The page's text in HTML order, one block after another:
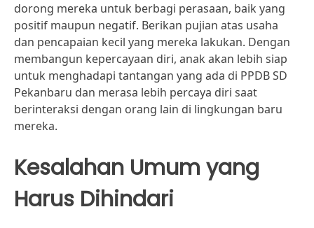
dorong mereka untuk berbagi perasaan, baik yang
positif maupun negatif. Berikan pujian atas usaha
dan pencapaian kecil yang mereka lakukan. Dengan
membangun kepercayaan diri, anak akan lebih siap
untuk menghadapi tantangan yang ada di PPDB SD
Pekanbaru dan merasa lebih percaya diri saat
berinteraksi dengan orang lain di lingkungan baru
mereka.
Kesalahan Umum yang
Harus Dihindari